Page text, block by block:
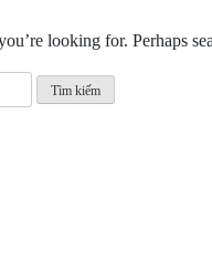
looking for. Perhaps